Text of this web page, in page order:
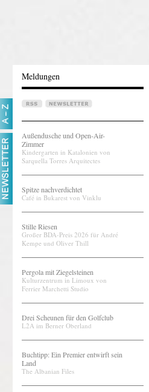
Meldungen
Außendusche und Open-Air-
Zimmer
Kindergarten in Katalonien von
Sarquella Torres Arquitectes
Spitze nachverdichtet
Café in Bukarest von Vinklu
Stille Riesen
Großer BDA-Preis 2026 für André
Kempe und Oliver Thill
Pergola mit Ziegelsteinen
Kulturzentrum in Limoux von
Ferrier Marchetti Studio
Drei Scheunen für den Golfclub
L2A im Berner Oberland
Buchtipp: Ein Premier entwirft sein
Land
The Albanian Files